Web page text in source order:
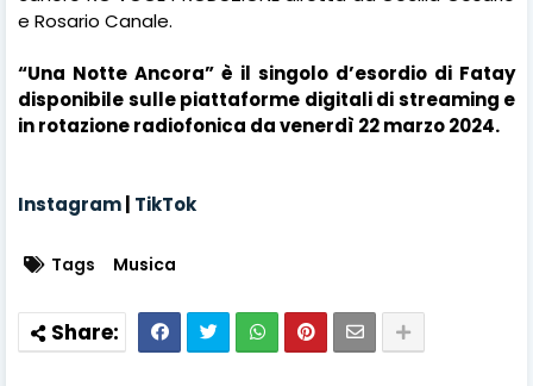
e Rosario Canale.
“Una Notte Ancora” è il singolo d’esordio di Fatay
disponibile sulle piattaforme digitali di streaming e
in rotazione radiofonica da venerdì 22 marzo 2024.
Instagram| TikTok
Tags Musica